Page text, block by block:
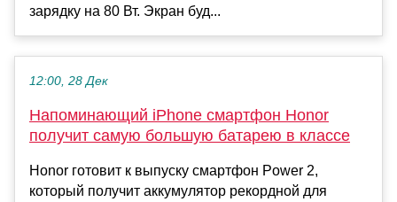
зарядку на 80 Вт. Экран буд...
12:00, 28 Дек
Напоминающий iPhone смартфон Honor
получит самую большую батарею в классе
Honor готовит к выпуску смартфон Power 2,
который получит аккумулятор рекордной для